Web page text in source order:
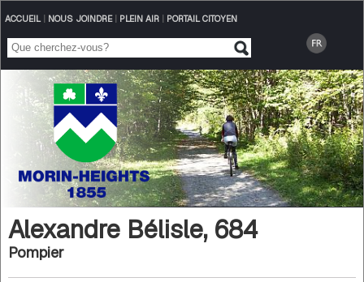
ACCUEIL| NOUS JOINDRE| PLEIN AIR| PORTAIL CITOYEN
Alexandre Bélisle, 684
Pompier